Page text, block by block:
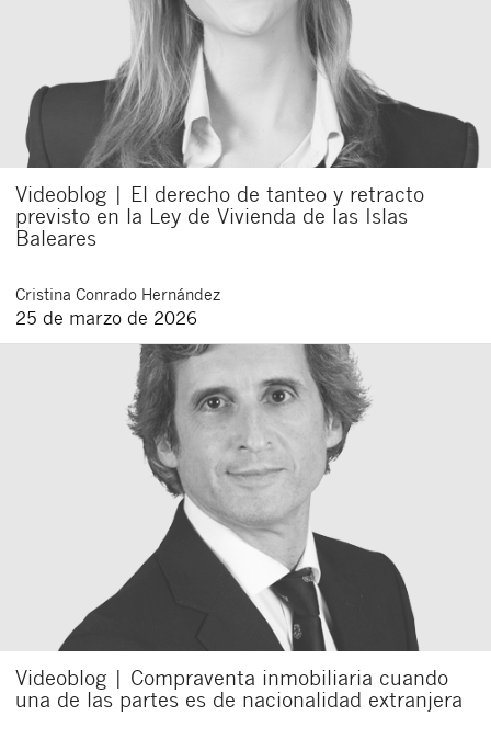
Videoblog | El derecho de tanteo y retracto
previsto en la Ley de Vivienda de las Islas
Baleares
Cristina Conrado Hernández
25 de marzo de 2026
Videoblog | Compraventa inmobiliaria cuando
una de las partes es de nacionalidad extranjera